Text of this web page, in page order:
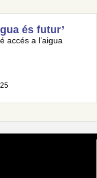
és futur’
accés a l’aigua